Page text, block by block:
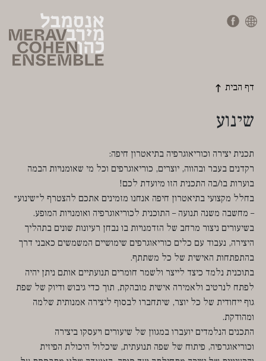
דף הבית
שינוע
תכנית יצירה וכוריאוגרפיה בתיאטרון חיפה:
רקדנים בעבר ובהווה, יוצרים, כוריאוגרפים וכל מי שאומנויות הבמה
בוערות בו/בה התכנית הזו מיועדת לכם!
בחלל מקצועי בתיאטרון חיפה אנחנו מזמינים אתכם להצטרף ל״שינוע״
– מחשבה משנה תנועה – התוכנית לכוריאוגרפיה ואומנויות המופע.
בשיעורים ניצור מרחב של הזדמנויות בו נבחן רעיונות שונים בתהליך
היצירה, נעבוד עם כלים כוריאוגרפים שימושיים המשמשים כאבני דרך
בהתפתחות האישית של כל משתתף.
בתוכנית נלמד כיצד לייצר ולשמר חומרים תנועתיים אותם ניתן יהיה
לפתח לנרטיב ולאמירה אישית מובהקת, תוך כדי גיבוש ודיוק של שפת
גוף ייחודית של כל יוצר, שיתחברו לבסוף ליצירה אמנותית שלמה
ומהודקת.
התכנים הנלמדים יועברו במגוון של שיעורים ויעסקו ביצירה
וכוריאוגרפיה, פיתוח של שפה תנועתית, שיכלול היכולת הפיזית